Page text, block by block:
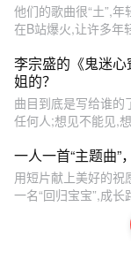
他们的歌曲很“土”,
在B站爆火,让许多年
李宗盛的《鬼迷
姐的？
曲目到底是写给谁
任何人;想见不能见,
一人一首“主题曲
用短片献上美好的祝
一名“回归宝宝”,成